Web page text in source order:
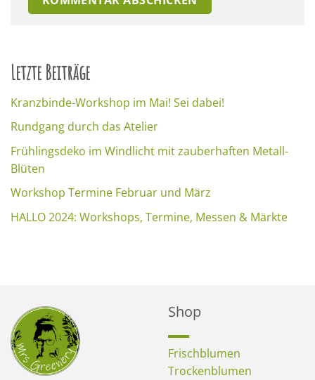
Letzte Beiträge
Kranzbinde-Workshop im Mai! Sei dabei!
Rundgang durch das Atelier
Frühlingsdeko im Windlicht mit zauberhaften Metall-
Blüten
Workshop Termine Februar und März
HALLO 2024: Workshops, Termine, Messen & Märkte
Shop
Frischblumen
Trockenblumen